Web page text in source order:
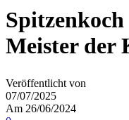
Meister der
Veröffentlicht von
07/07/2025
Am 26/06/2024